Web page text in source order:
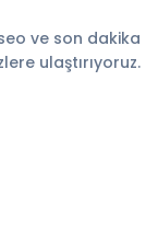
ve son dakika
ulaştırıyoruz.